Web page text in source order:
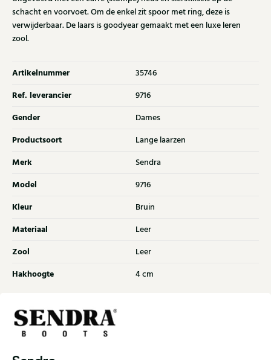
schacht en voorvoet. Om de enkel zit spoor met ring, deze is
verwijderbaar. De laars is goodyear gemaakt met een luxe leren
zool.
Artikelnummer 35746
Ref. leverancier 9716
Gender Dames
Productsoort Lange laarzen
Merk Sendra
Model 9716
Kleur Bruin
Materiaal Leer
Zool Leer
Hakhoogte 4 cm